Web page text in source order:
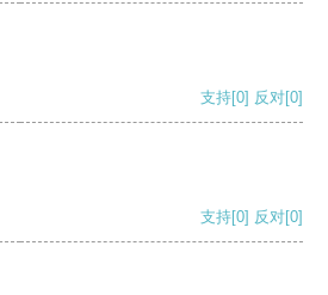
支持[0] 反对[0]
支持[0] 反对[0]